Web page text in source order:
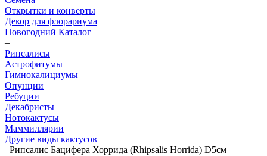
Открытки и конверты
Декор для флорариума
Новогодний Каталог
–
Рипсалисы
Астрофитумы
Гимнокалициумы
Опунции
Ребуции
Декабристы
Нотокактусы
Маммиллярии
Другие виды кактусов
–Рипсалис Бацифера Хоррида (Rhipsalis Horrida) D5см